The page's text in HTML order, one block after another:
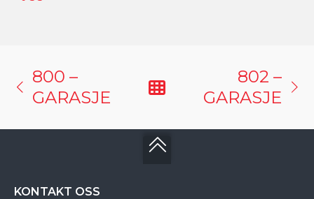
800 –
GARASJE
802 –
GARASJE
KONTAKT OSS